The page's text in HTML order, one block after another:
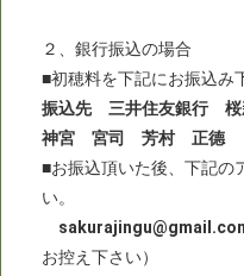
２、銀行振込の場合
■初穂料を下記にお振込み
振込先 三井住友銀行 桜
神宮 宮司 芳村 正德
■お振込頂いた後、下記の
い。
お控え下さい）